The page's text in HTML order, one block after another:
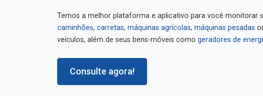
Temos a melhor plataforma e aplicativo para você monitorar
caminhões carretas máquinas agrícolas máquinas pesadas
veículos, além de seus bens-móveis como geradores de
Consulte agora!